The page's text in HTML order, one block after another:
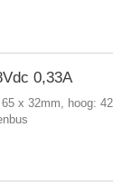
0,33A
x 32mm, hoog: